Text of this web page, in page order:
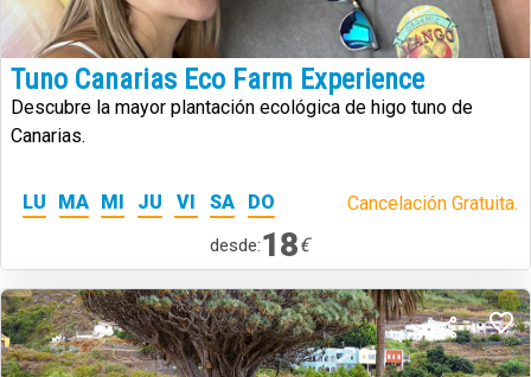
Tuno Canarias Eco Farm Experience
Descubre la mayor plantación ecológica de higo tuno de
Canarias.
LU MA MI JU VI SA DO Cancelación Gratuita.
desde:18€